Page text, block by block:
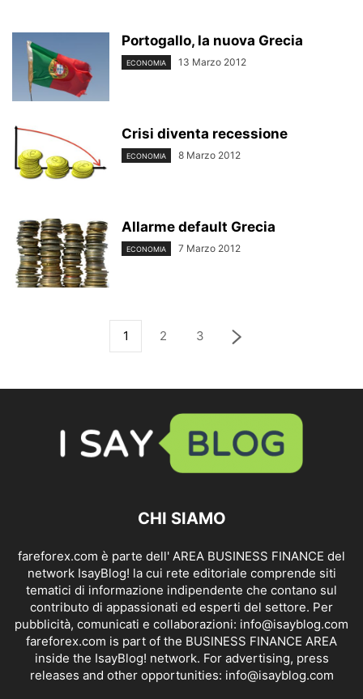
Portogallo, la nuova Grecia
ECONOMIA 13 Marzo 2012
Crisi diventa recessione
ECONOMIA 8 Marzo 2012
Allarme default Grecia
ECONOMIA 7 Marzo 2012
1 2 3
CHI SIAMO
fareforex.com è parte dell' AREA BUSINESS FINANCE del
network IsayBlog! la cui rete editoriale comprende siti
tematici di informazione indipendente che contano sul
contributo di appassionati ed esperti del settore. Per
pubblicità, comunicati e collaborazioni: info@isayblog.com
fareforex.com is part of the BUSINESS FINANCE AREA
inside the IsayBlog! network. For advertising, press
releases and other opportunities: info@isayblog.com